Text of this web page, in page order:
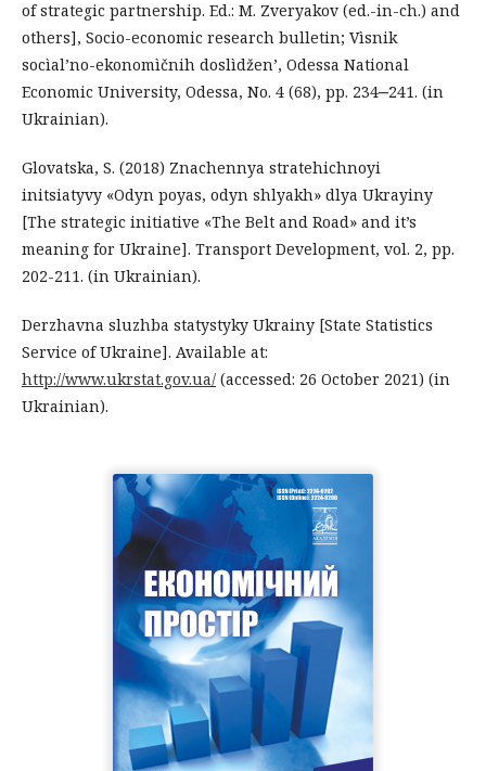
of strategic partnership. Ed.: M. Zveryakov (ed.-in-ch.) and
others], Socio-economic research bulletin; Vìsnik
socìal’no-ekonomìčnih doslìdžen’, Odessa National
Economic University, Odessa, No. 4 (68), pp. 234‒241. (in
Ukrainian).
Glovatska, S. (2018) Znachennya stratehichnoyi
initsiatyvy «Odyn poyas, odyn shlyakh» dlya Ukrayiny
[The strategic initiative «The Belt and Road» and it’s
meaning for Ukraine]. Transport Development, vol. 2, pp.
202-211. (in Ukrainian).
Derzhavna sluzhba statystyky Ukrainy [State Statistics
Service of Ukraine]. Available at:
http://www.ukrstat.gov.ua/ (accessed: 26 October 2021) (in
Ukrainian).